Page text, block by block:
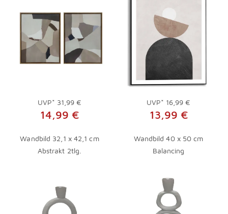
UVP* 31,99 €
14,99 €
Wandbild 32,1 x 42,1 cm
Abstrakt 2tlg.
UVP* 16,99 €
13,99 €
Wandbild 40 x 50 cm
Balancing